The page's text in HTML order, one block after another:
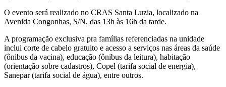
O evento será realizado no CRAS Santa Luzia, localizado na
Avenida Congonhas, S/N, das 13h às 16h da tarde.
A programação exclusiva pra famílias referenciadas na unidade
inclui corte de cabelo gratuito e acesso a serviços nas áreas da saúde
(ônibus da vacina), educação (ônibus da leitura), habitação
(orientação sobre cadastros), Copel (tarifa social de energia),
Sanepar (tarifa social de água), entre outros.